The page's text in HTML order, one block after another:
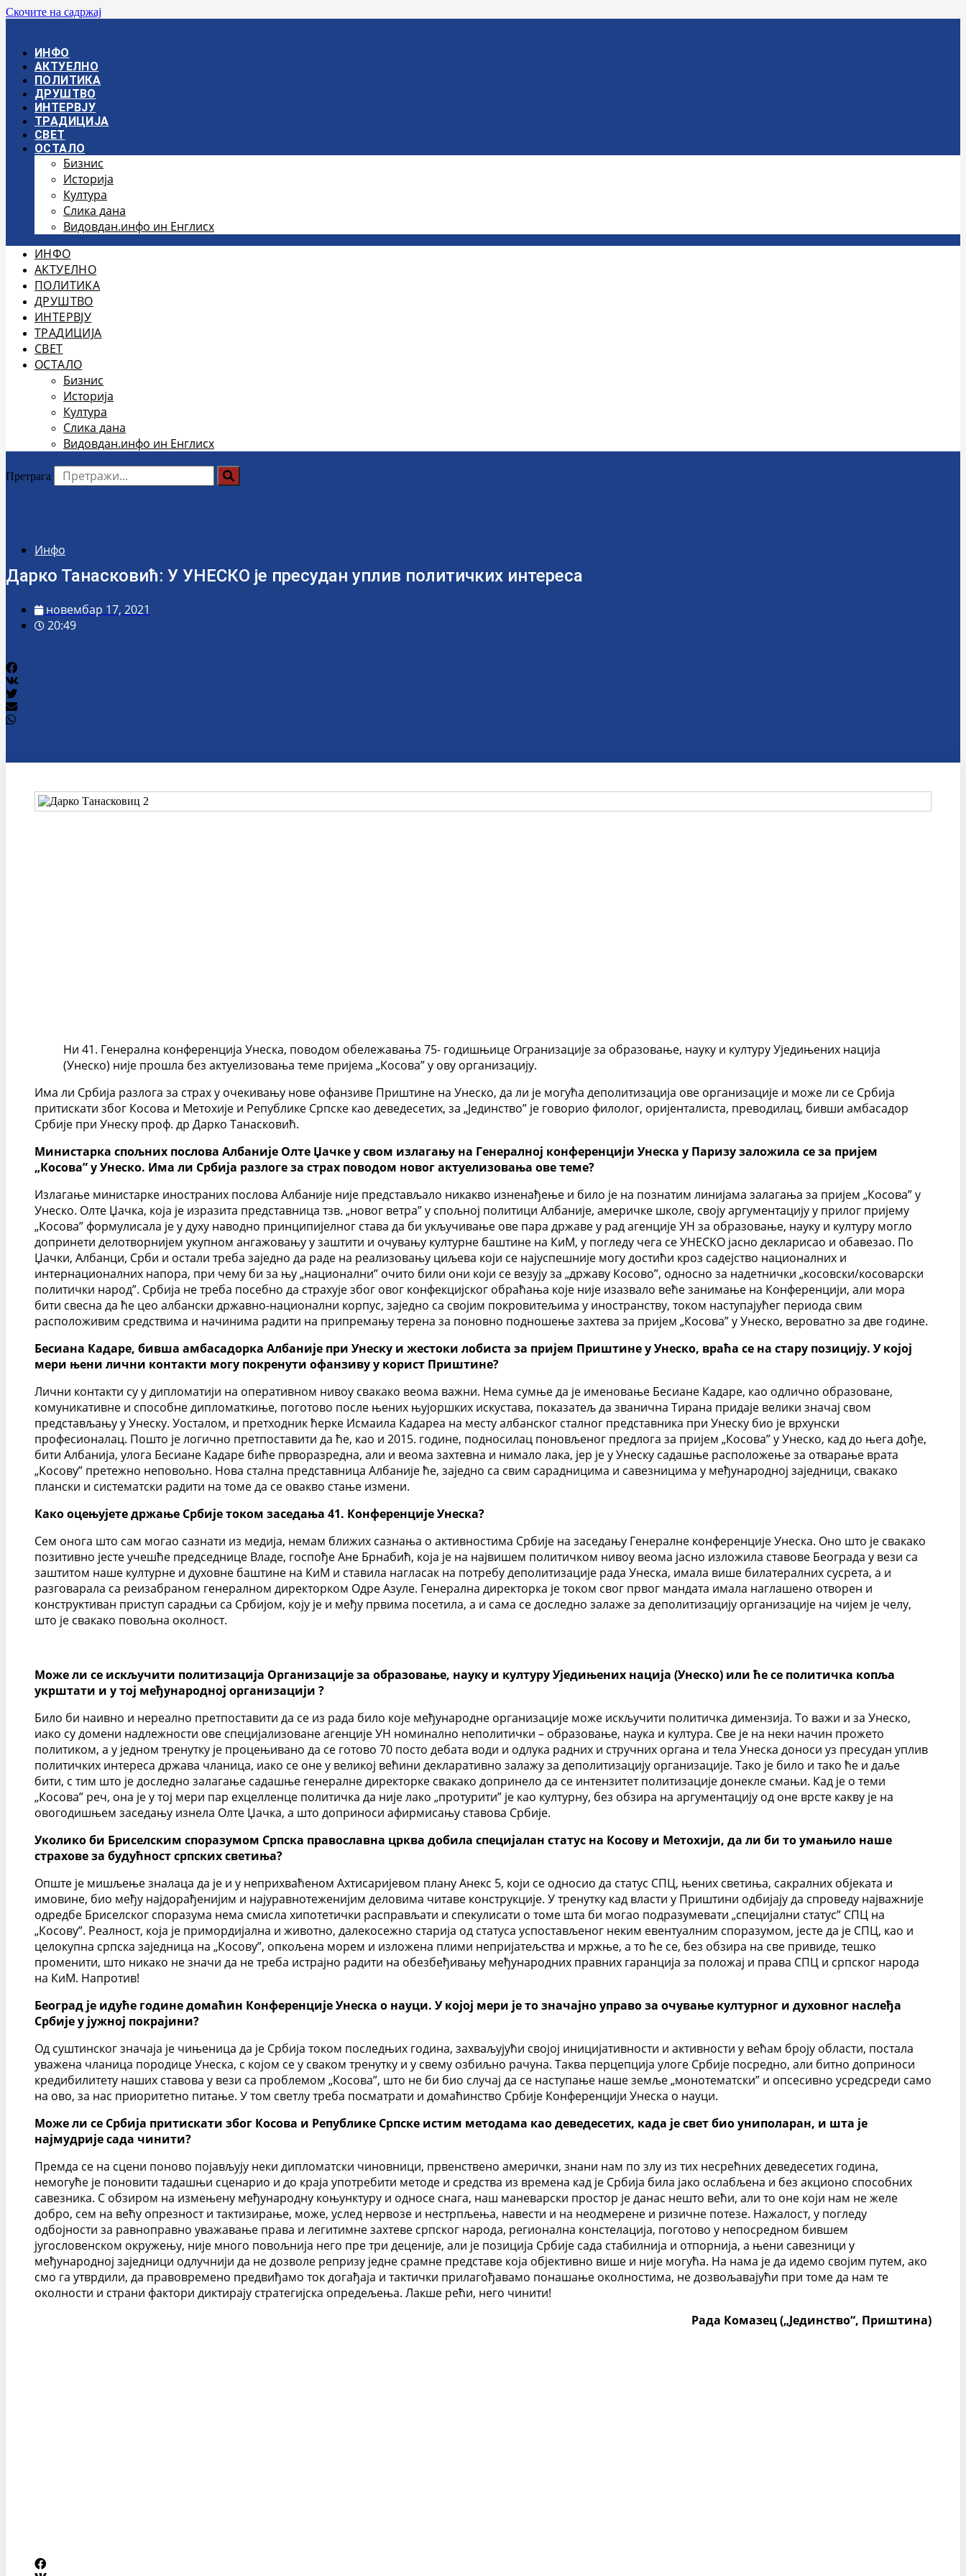
Скочите на садржај
ИНФО
АКТУЕЛНО
ПОЛИТИКА
ДРУШТВО
ИНТЕРВЈУ
ТРАДИЦИЈА
СВЕТ
ОСТАЛО
Бизнис
Историја
Култура
Слика дана
Видовдан.инфо ин Енглисх
ИНФО
АКТУЕЛНО
ПОЛИТИКА
ДРУШТВО
ИНТЕРВЈУ
ТРАДИЦИЈА
СВЕТ
ОСТАЛО
Бизнис
Историја
Култура
Слика дана
Видовдан.инфо ин Енглисх
Претрага
Инфо
Дарко Танасковић: У УНЕСКО је пресудан уплив политичких интереса
новембар 17, 2021
20:49
Ни 41. Генерална конференција Унеска, поводом обележавања 75- годишњице Огранизације за образовање, науку и културу Уједињених нација
(Унеско) није прошла без актуелизовања теме пријема „Косова” у ову организацију.
Има ли Србија разлога за страх у очекивању нове офанзиве Приштине на Унеско, да ли је могућа деполитизација ове организације и може ли се Србија
притискати због Косова и Метохије и Републике Српске као деведесетих, за „Јединство” је говорио филолог, оријенталиста, преводилац, бивши амбасадор
Србије при Унеску проф. др Дарко Танасковић.
Министарка спољних послова Албаније Олте Џачке у свом излагању на Генералној конференцији Унеска у Паризу заложила се за пријем
„Косова” у Унеско. Има ли Србија разлоге за страх поводом новог актуелизовања ове теме?
Излагање министарке иностраних послова Албаније није представљало никакво изненађење и било је на познатим линијама залагања за пријем „Косова” у
Унеско. Олте Џачка, која је изразита представница тзв. „новог ветра” у спољној политици Албаније, америчке школе, своју аргументацију у прилог пријему
„Косова” формулисала је у духу наводно принципијелног става да би укључивање ове пара државе у рад агенције УН за образовање, науку и културу могло
допринети делотворнијем укупном ангажовању у заштити и очувању културне баштине на КиМ, у погледу чега се УНЕСКО јасно декларисао и обавезао. По
Џачки, Албанци, Срби и остали треба заједно да раде на реализовању циљева који се најуспешније могу достићи кроз садејство националних и
интернационалних напора, при чему би за њу „национални” очито били они који се везују за „државу Косово”, односно за надетнички „косовски/косоварски
политички народ”. Србија не треба посебно да страхује због овог конфекцијског обраћања које није изазвало веће занимање на Конференцији, али мора
бити свесна да ће цео албански државно-национални корпус, заједно са својим покровитељима у иностранству, током наступајућег периода свим
расположивим средствима и начинима радити на припремању терена за поновно подношење захтева за пријем „Косова” у Унеско, вероватно за две године.
Бесиана Кадаре, бивша амбасадорка Албаније при Унеску и жестоки лобиста за пријем Приштине у Унеско, враћа се на стару позицију. У којој
мери њени лични контакти могу покренути офанзиву у корист Приштине?
Лични контакти су у дипломатији на оперативном нивоу свакако веома важни. Нема сумње да је именовање Бесиане Кадаре, као одлично образоване,
комуникативне и способне дипломаткиње, поготово после њених њујоршких искустава, показатељ да званична Тирана придаје велики значај свом
представљању у Унеску. Уосталом, и претходник ћерке Исмаила Кадареа на месту албанског сталног представника при Унеску био је врхунски
професионалац. Пошто је логично претпоставити да ће, као и 2015. године, подносилац поновљеног предлога за пријем „Косова” у Унеско, кад до њега дође,
бити Албанија, улога Бесиане Кадаре биће прворазредна, али и веома захтевна и нимало лака, јер је у Унеску садашње расположење за отварање врата
„Косову” претежно неповољно. Нова стална представница Албаније ће, заједно са свим сарадницима и савезницима у међународној заједници, свакако
плански и систематски радити на томе да се овакво стање измени.
Како оцењујете држање Србије током заседања 41. Конференције Унеска?
Сем онога што сам могао сазнати из медија, немам ближих сазнања о активностима Србије на заседању Генералне конференције Унеска. Оно што је свакако
позитивно јесте учешће председнице Владе, госпође Ане Брнабић, која је на највишем политичком нивоу веома јасно изложила ставове Београда у вези са
заштитом наше културне и духовне баштине на КиМ и ставила нагласак на потребу деполитизације рада Унеска, имала више билатералних сусрета, а и
разговарала са реизабраном генералном директорком Одре Азуле. Генерална директорка је током свог првог мандата имала наглашено отворен и
конструктиван приступ сарадњи са Србијом, коју је и међу првима посетила, а и сама се доследно залаже за деполитизацију организације на чијем је челу,
што је свакако повољна околност.
Може ли се искључити политизација Организације за образовање, науку и културу Уједињених нација (Унеско) или ће се политичка копља
укрштати и у тој међународној организацији ?
Било би наивно и нереално претпоставити да се из рада било које међународне организације може искључити политичка димензија. То важи и за Унеско,
иако су домени надлежности ове специјализоване агенције УН номинално неполитички – образовање, наука и култура. Све је на неки начин прожето
политиком, а у једном тренутку је процењивано да се готово 70 посто дебата води и одлука радних и стручних органа и тела Унеска доноси уз пресудан уплив
политичких интереса држава чланица, иако се оне у великој већини декларативно залажу за деполитизацију организације. Тако је било и тако ће и даље
бити, с тим што је доследно залагање садашње генералне директорке свакако допринело да се интензитет политизације донекле смањи. Кад је о теми
„Косова” реч, она је у тој мери пар еxцелленце политичка да није лако „протурити” је као културну, без обзира на аргументацију од оне врсте какву је на
овогодишњем заседању изнела Олте Џачка, а што доприноси афирмисању ставова Србије.
Уколико би Бриселским споразумом Српска православна црква добила специјалан статус на Косову и Метохији, да ли би то умањило наше
страхове за будућност српских светиња?
Опште је мишљење зналаца да је и у неприхваћеном Ахтисаријевом плану Анекс 5, који се односио да статус СПЦ, њених светиња, сакралних објеката и
имовине, био међу најдорађенијим и најуравнотеженијим деловима читаве конструкције. У тренутку кад власти у Приштини одбијају да спроведу најважније
одредбе Бриселског споразума нема смисла хипотетички расправљати и спекулисати о томе шта би могао подразумевати „специјални статус” СПЦ на
„Косову”. Реалност, која је примордијална и животно, далекосежно старија од статуса успостављеног неким евентуалним споразумом, јесте да је СПЦ, као и
целокупна српска заједница на „Косову”, опкољена морем и изложена плими непријатељства и мржње, а то ће се, без обзира на све привиде, тешко
променити, што никако не значи да не треба истрајно радити на обезбеђивању међународних правних гаранција за положај и права СПЦ и српског народа
на КиМ. Напротив!
Београд је идуће године домаћин Конференције Унеска о науци. У којој мери је то значајно управо за очување културног и духовног наслеђа
Србије у јужној покрајини?
Од суштинског значаја је чињеница да је Србија током последњих година, захваљујући својој иницијативности и активности у већам броју области, постала
уважена чланица породице Унеска, с којом се у сваком тренутку и у свему озбиљно рачуна. Таква перцепција улоге Србије посредно, али битно доприноси
кредибилитету наших ставова у вези са проблемом „Косова”, што не би био случај да се наступање наше земље „монотематски” и опсесивно усредсреди само
на ово, за нас приоритетно питање. У том светлу треба посматрати и домаћинство Србије Конференцији Унеска о науци.
Може ли се Србија притискати због Косова и Републике Српске истим методама као деведесетих, када је свет био униполаран, и шта је
најмудрије сада чинити?
Премда се на сцени поново појављују неки дипломатски чиновници, првенствено амерички, знани нам по злу из тих несрећних деведесетих година,
немогуће је поновити тадашњи сценарио и до краја употребити методе и средства из времена кад је Србија била јако ослабљена и без акционо способних
савезника. С обзиром на измењену међународну коњунктуру и односе снага, наш маневарски простор је данас нешто већи, али то оне који нам не желе
добро, сем на већу опрезност и тактизирање, може, услед нервозе и нестрпљења, навести и на неодмерене и ризичне потезе. Нажалост, у погледу
одбојности за равноправно уважавање права и легитимне захтеве српског народа, регионална констелација, поготово у непосредном бившем
југословенском окружењу, није много повољнија него пре три деценије, али је позиција Србије сада стабилнија и отпорнија, а њени савезници у
међународној заједници одлучнији да не дозволе репризу једне срамне представе која објективно више и није могућа. На нама је да идемо својим путем, ако
смо га утврдили, да правовремено предвиђамо ток догађаја и тактички прилагођавамо понашање околностима, не дозвољавајући при томе да нам те
околности и страни фактори диктирају стратегијска опредељења. Лакше рећи, него чинити!
Рада Комазец („Јединство“, Приштина)